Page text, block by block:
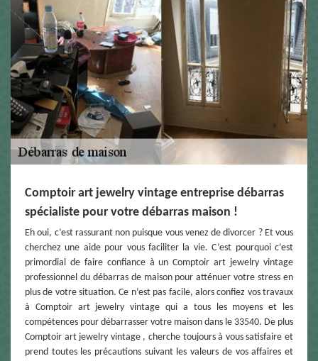
Comptoir art jewelry vintage entreprise débarras
spécialiste pour votre débarras maison !
Eh oui, c’est rassurant non puisque vous venez de divorcer ? Et vous
cherchez une aide pour vous faciliter la vie. C’est pourquoi c’est
primordial de faire confiance à un Comptoir art jewelry vintage
professionnel du débarras de maison pour atténuer votre stress en
plus de votre situation. Ce n’est pas facile, alors confiez vos travaux
à Comptoir art jewelry vintage qui a tous les moyens et les
compétences pour débarrasser votre maison dans le 33540. De plus
Comptoir art jewelry vintage , cherche toujours à vous satisfaire et
prend toutes les précautions suivant les valeurs de vos affaires et